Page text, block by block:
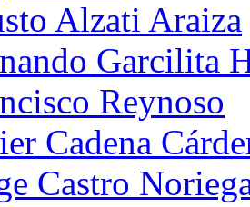
Alzati Araiza
Garcilita
Reynoso
Cadena
Castro